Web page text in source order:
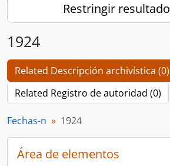
Restringir
1924
Related Descripción archivística (0)
Related Registro de autoridad (0)
Fechas-n 1924
Área de elementos